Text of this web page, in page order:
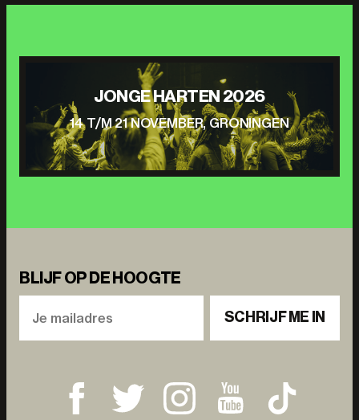
JONGE HARTEN 2026
14 T/M 21 NOVEMBER, GRONINGEN
BLIJF OP DE HOOGTE
SCHRIJF ME IN